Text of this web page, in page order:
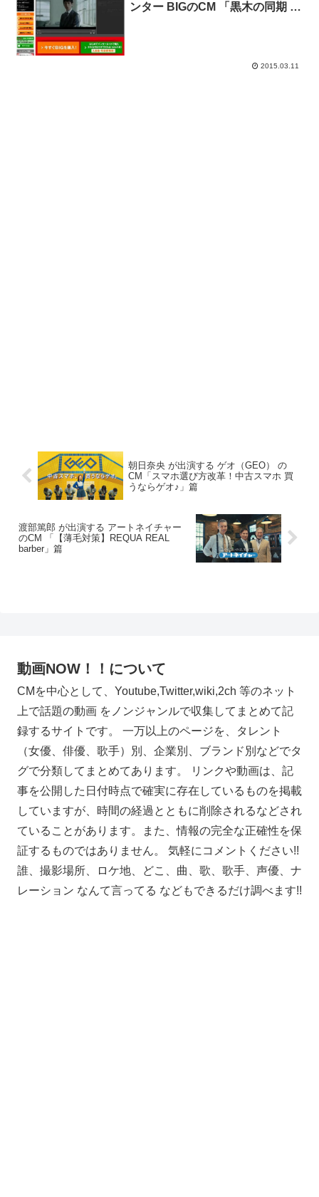
ンター BIGのCM 「黒木の同期 西
2015.03.11
朝日奈央 が出演する ゲオ（GEO） の
CM「スマホ選び方改革！中古スマホ 買
うならゲオ♪」篇
渡部篤郎 が出演する アートネイチャー
のCM 「【薄毛対策】REQUA REAL
barber」篇
動画NOW！！について
CMを中心として、Youtube,Twitter,wiki,2ch 等のネット
上で話題の動画 をノンジャンルで収集してまとめて記
録するサイトです。 一万以上のページを、タレント
（女優、俳優、歌手）別、企業別、ブランド別などでタ
グで分類してまとめてあります。 リンクや動画は、記
事を公開した日付時点で確実に存在しているものを掲載
していますが、時間の経過とともに削除されるなどされ
ていることがあります。また、情報の完全な正確性を保
証するものではありません。 気軽にコメントください!!
誰、撮影場所、ロケ地、どこ、曲、歌、歌手、声優、ナ
レーション なんて言ってる などもできるだけ調べます!!